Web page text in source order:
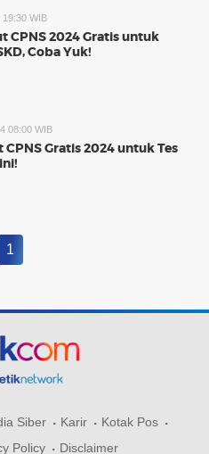
19:30 WIB
CPNS 2024 Gratis untuk
Coba Yuk!
08:00 WIB
CPNS Gratis 2024 untuk Tes
1
Siber Karir
Kotak Pos
Policy Disclaimer